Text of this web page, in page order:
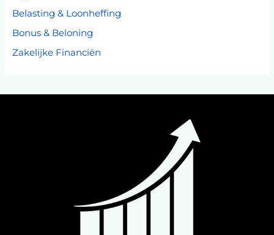
Belasting & Loonheffing
Bonus & Beloning
Zakelijke Financiën